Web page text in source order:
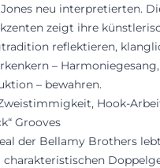
neu interpretierten.
zeigt ihre
reflektieren,
–
– bewahren.
Hook-
Grooves
der Bellamy Brothers
charakteristischen